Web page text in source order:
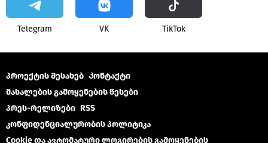
Telegram VK ТikТоk
პროექტის შესახებ Კონტაქტი
მასალების გამოყენების წესები
პრეს-რელიზები RSS
კონფიდენციალურობის პოლიტიკა
Cookie და ავტომატური ლოგირების გამოყენების